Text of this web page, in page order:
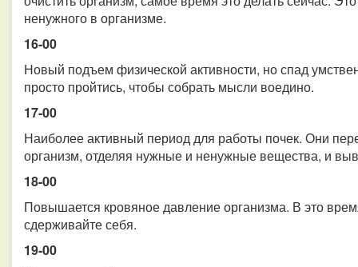
ненужного в организме.
16-00
Новый подъем физической активности, но спад
просто пройтись, чтобы собрать мысли воедино.
17-00
Наиболее активный период для работы почек. Они
организм, отделяя нужные и ненужные вещества, и
18-00
Повышается кровяное давление организма. В это
сдерживайте себя.
19-00